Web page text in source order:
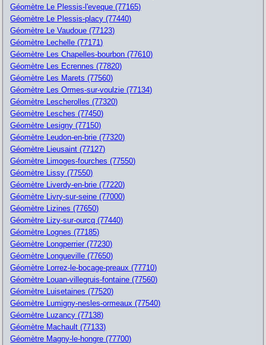
Géomètre Le Plessis-l'eveque (77165)
Géomètre Le Plessis-placy (77440)
Géomètre Le Vaudoue (77123)
Géomètre Lechelle (77171)
Géomètre Les Chapelles-bourbon (77610)
Géomètre Les Ecrennes (77820)
Géomètre Les Marets (77560)
Géomètre Les Ormes-sur-voulzie (77134)
Géomètre Lescherolles (77320)
Géomètre Lesches (77450)
Géomètre Lesigny (77150)
Géomètre Leudon-en-brie (77320)
Géomètre Lieusaint (77127)
Géomètre Limoges-fourches (77550)
Géomètre Lissy (77550)
Géomètre Liverdy-en-brie (77220)
Géomètre Livry-sur-seine (77000)
Géomètre Lizines (77650)
Géomètre Lizy-sur-ourcq (77440)
Géomètre Lognes (77185)
Géomètre Longperrier (77230)
Géomètre Longueville (77650)
Géomètre Lorrez-le-bocage-preaux (77710)
Géomètre Louan-villegruis-fontaine (77560)
Géomètre Luisetaines (77520)
Géomètre Lumigny-nesles-ormeaux (77540)
Géomètre Luzancy (77138)
Géomètre Machault (77133)
Géomètre Magny-le-hongre (77700)